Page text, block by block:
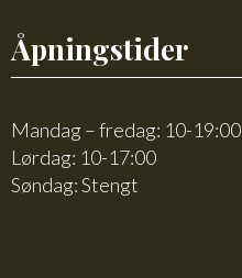
Åpningstider
Mandag – fredag: 10-19:00
Lørdag: 10-17:00
Søndag: Stengt